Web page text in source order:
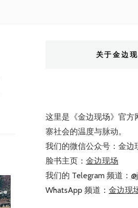
关于金边
这里是《金边现场》官方
寨社会的温度与脉动。
我们的微信公众号：金边
脸书主页： 金边现场
我们的 Telegram 频道：
WhatsApp 频道： 金边现